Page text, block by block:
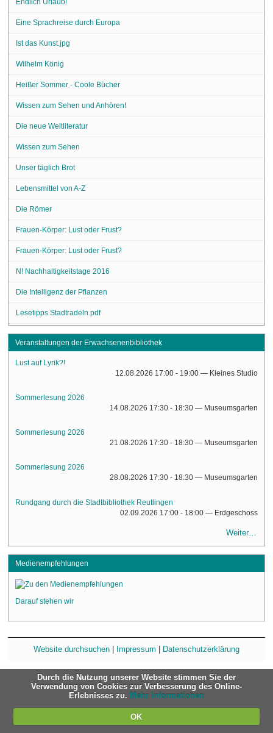
Endlich Urlaub!
Eine Sprachreise durch Europa
Ist das Kunst.jpg
Wilhelm König
Heißer Sommer - Coole Bücher
Wissen zum Sehen und Anhören!
Die neue Weltliteratur
Wissen zum Sehen
Unser täglich Brot
Lebensmittel von A-Z
Die Römer
Frauen-Körper: Lust oder Frust?
Frauen-Körper: Lust oder Frust?
N! Nachhaltigkeitstage 2016
Die Intelligenz der Pflanzen
Lesetipps Stadtradeln.pdf
Veranstaltungen der Erwachsenenbibliothek
Lust auf Lyrik?!
12.08.2026 17:00 - 19:00 — Kleines Studio
Sommerlesung 2026
14.08.2026 17:30 - 18:30 — Museumsgarten
Sommerlesung 2026
21.08.2026 17:30 - 18:30 — Museumsgarten
Sommerlesung 2026
28.08.2026 17:30 - 18:30 — Museumsgarten
Rundgang durch die Stadtbibliothek Reutlingen
02.09.2026 17:00 - 18:00 — Erdgeschoss
Weiter…
Medienempfehlungen
Darauf stehen wir
Website durchsuchen Impressum Datenschutzerklärung
Durch die Nutzung unserer Website stimmen Sie der
Verwendung von Cookies zur Verbesserung des Online-
Erlebnisses zu. Mehr Informationen
OK